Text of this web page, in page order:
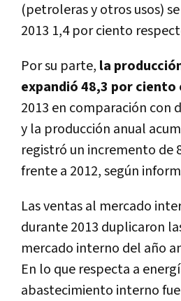
(petroleras y otros usos)
2013 1,4 por ciento
Por su parte, la
expandió 48,3 por ciento
2013 en comparación con
y la producción anual
registró un incremento de
frente a 2012, según
Las ventas al mercado
durante 2013 duplicaron
mercado interno del año
En lo que respecta a
abastecimiento interno